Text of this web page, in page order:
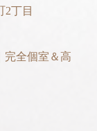
2丁目
完全個室＆高